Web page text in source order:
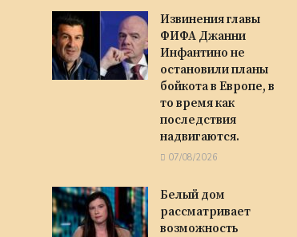
Извинения главы
ФИФА Джанни
Инфантино не
остановили планы
бойкота в Европе, в
то время как
последствия
надвигаются.
07/08/2026
Белый дом
рассматривает
возможность